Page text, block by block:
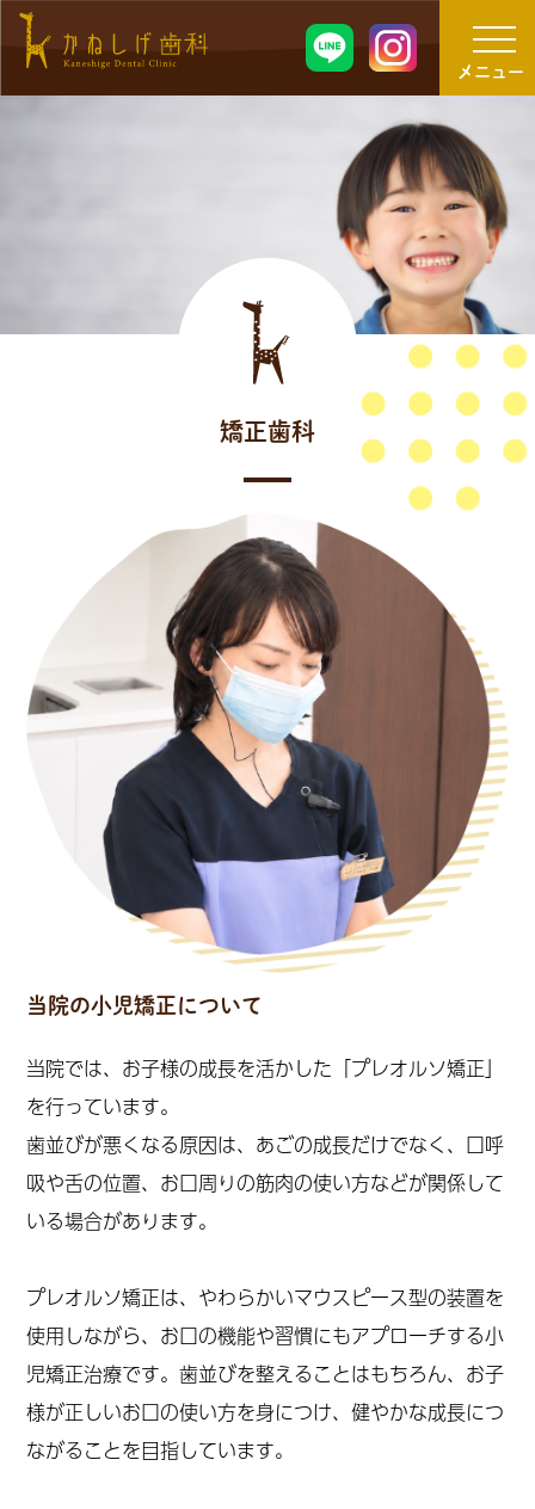
メニュー
矯正歯科
当院の小児矯正について
当院では、お子様の成長を活かした「プレオルソ矯正」
を行っています。
歯並びが悪くなる原因は、あごの成長だけでなく、口呼
吸や舌の位置、お口周りの筋肉の使い方などが関係して
いる場合があります。
プレオルソ矯正は、やわらかいマウスピース型の装置を
使用しながら、お口の機能や習慣にもアプローチする小
児矯正治療です。歯並びを整えることはもちろん、お子
様が正しいお口の使い方を身につけ、健やかな成長につ
ながることを目指しています。